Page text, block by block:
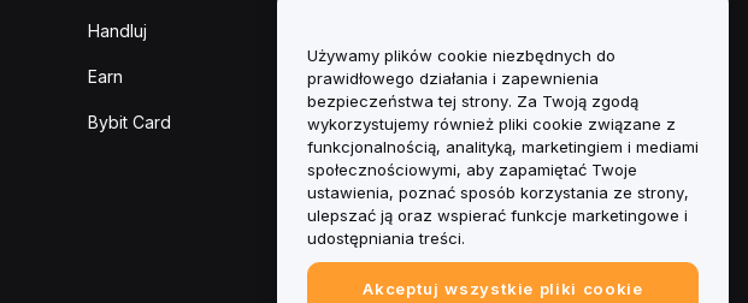
Handluj
Earn
Bybit Card
interesów
Podsumowanie polityki
powiernictwa i zarządzania
Informacje ESG
Biuletyny informacyjne
kryptoaktywów
Używamy plików cookie niezbędnych do
prawidłowego działania i zapewnienia
bezpieczeństwa tej strony. Za Twoją zgodą
wykorzystujemy również pliki cookie związane z
funkcjonalnością, analityką, marketingiem i mediami
społecznościowymi, aby zapamiętać Twoje
ustawienia, poznać sposób korzystania ze strony,
ulepszać ją oraz wspierać funkcje marketingowe i
udostępniania treści.
Akceptuj wszystkie pliki cookie